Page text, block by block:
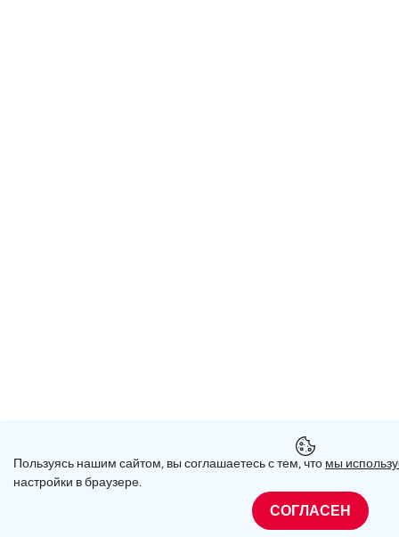
Пользуясь нашим сайтом, вы соглашаетесь с тем, что мы
настройки в браузере.
СОГЛАСЕН